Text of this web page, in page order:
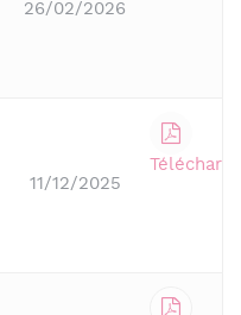
26/02/2026
11/12/2025